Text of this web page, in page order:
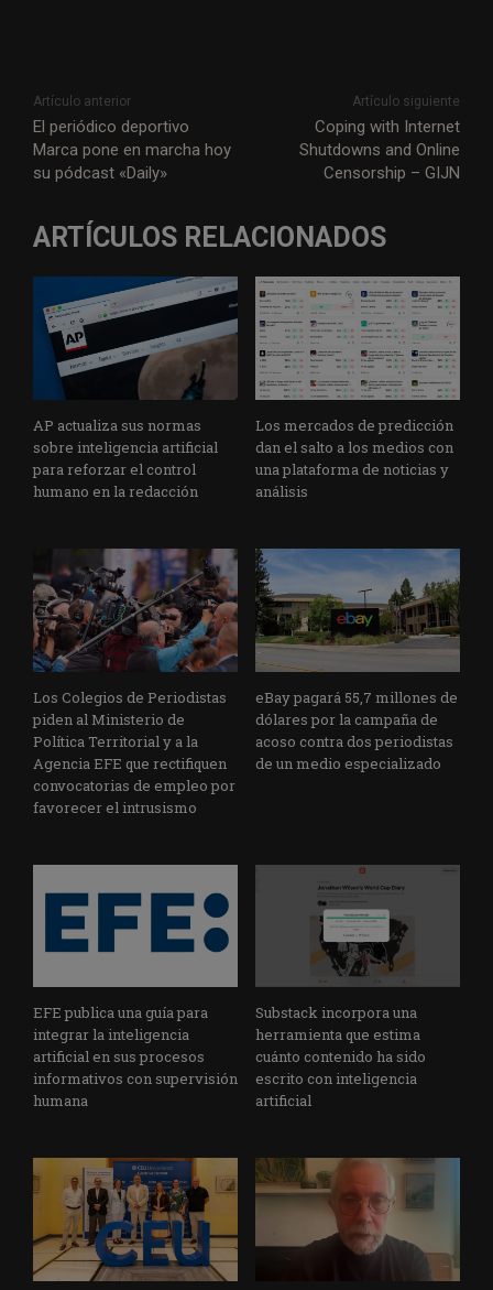
Artículo anterior
El periódico deportivo
Marca pone en marcha hoy
su pódcast «Daily»
Artículo siguiente
Coping with Internet
Shutdowns and Online
Censorship – GIJN
ARTÍCULOS RELACIONADOS
AP actualiza sus normas
sobre inteligencia artificial
para reforzar el control
humano en la redacción
Los mercados de predicción
dan el salto a los medios con
una plataforma de noticias y
análisis
Los Colegios de Periodistas
piden al Ministerio de
Política Territorial y a la
Agencia EFE que rectifiquen
convocatorias de empleo por
favorecer el intrusismo
eBay pagará 55,7 millones de
dólares por la campaña de
acoso contra dos periodistas
de un medio especializado
EFE publica una guía para
integrar la inteligencia
artificial en sus procesos
informativos con supervisión
humana
Substack incorpora una
herramienta que estima
cuánto contenido ha sido
escrito con inteligencia
artificial